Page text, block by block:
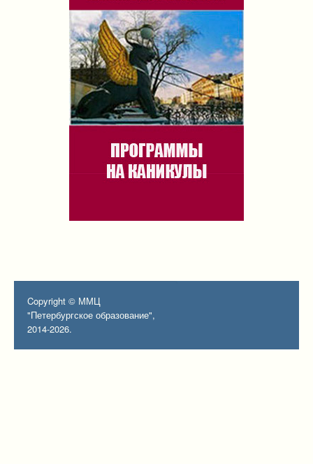
Copyright © ММЦ
"Петербургское образование",
2014-2026.